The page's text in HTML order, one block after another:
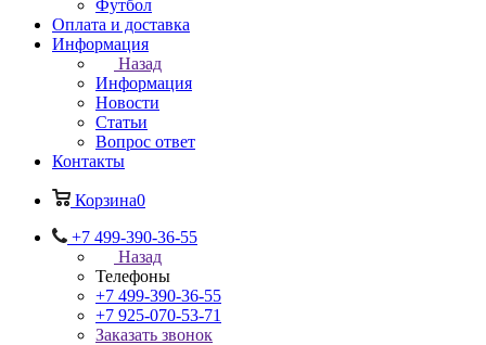
Футбол
Оплата и доставка
Информация
Назад
Информация
Новости
Статьи
Вопрос ответ
Контакты
Корзина0
+7 499-390-36-55
Назад
Телефоны
+7 499-390-36-55
+7 925-070-53-71
Заказать звонок